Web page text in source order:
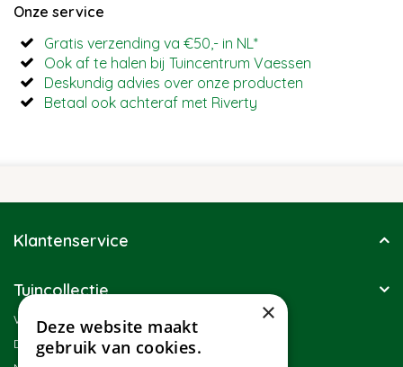
Onze service
Gratis verzending va €50,- in NL*
Ook af te halen bij Tuincentrum Vaessen
Deskundig advies over onze producten
Betaal ook achteraf met Riverty
Klantenservice
Tuincollectie
Winkel
Duurzaamheid
×
Deze website maakt
gebruik van cookies.